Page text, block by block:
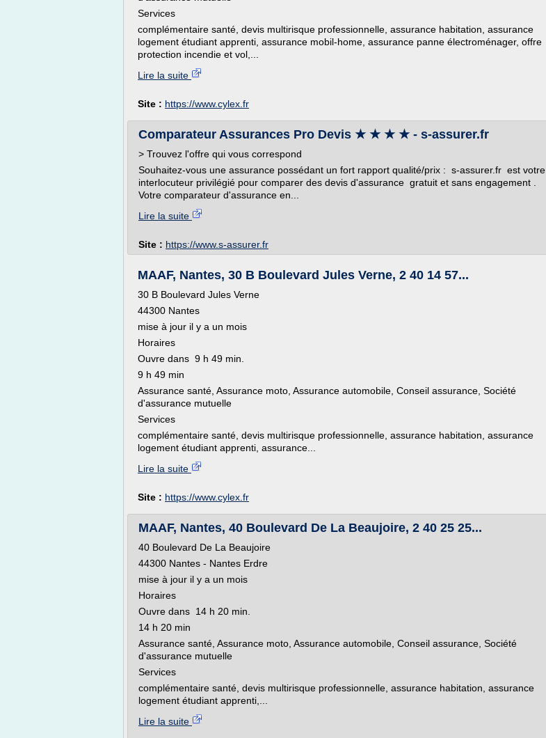
Services
complémentaire santé, devis multirisque professionnelle, assurance habitation, assurance
logement étudiant apprenti, assurance mobil-home, assurance panne électroménager, offre
protection incendie et vol,...
Lire la suite
Site : https://www.cylex.fr
Comparateur Assurances Pro Devis ★ ★ ★ ★ - s-assurer.fr
> Trouvez l'offre qui vous correspond
Souhaitez-vous une assurance possédant un fort rapport qualité/prix : s-assurer.fr est votre
interlocuteur privilégié pour comparer des devis d'assurance gratuit et sans engagement .
Votre comparateur d'assurance en...
Lire la suite
Site : https://www.s-assurer.fr
MAAF, Nantes, 30 B Boulevard Jules Verne, 2 40 14 57...
30 B Boulevard Jules Verne
44300 Nantes
mise à jour il y a un mois
Horaires
Ouvre dans 9 h 49 min.
9 h 49 min
Assurance santé, Assurance moto, Assurance automobile, Conseil assurance, Société
d'assurance mutuelle
Services
complémentaire santé, devis multirisque professionnelle, assurance habitation, assurance
logement étudiant apprenti, assurance...
Lire la suite
Site : https://www.cylex.fr
MAAF, Nantes, 40 Boulevard De La Beaujoire, 2 40 25 25...
40 Boulevard De La Beaujoire
44300 Nantes - Nantes Erdre
mise à jour il y a un mois
Horaires
Ouvre dans 14 h 20 min.
14 h 20 min
Assurance santé, Assurance moto, Assurance automobile, Conseil assurance, Société
d'assurance mutuelle
Services
complémentaire santé, devis multirisque professionnelle, assurance habitation, assurance
logement étudiant apprenti,...
Lire la suite